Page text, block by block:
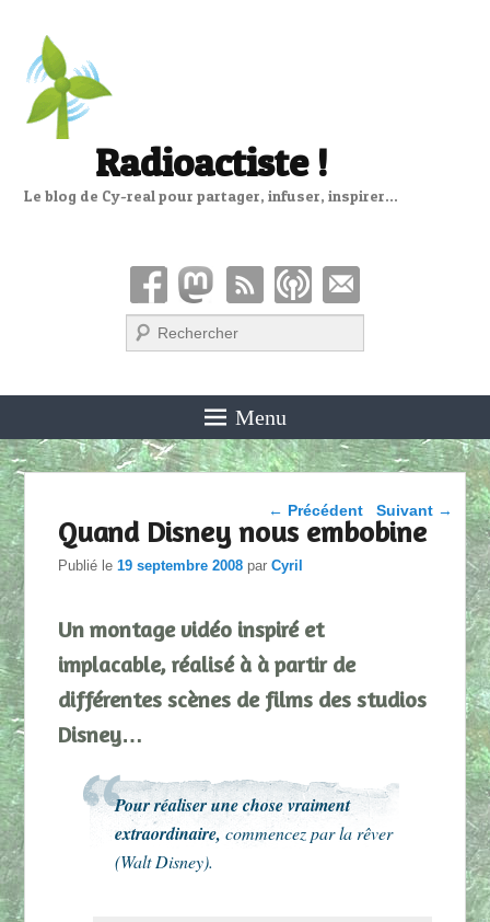
Radioactiste !
Le blog de Cy-real pour partager, infuser, inspirer…
Recherche
Menu
Parcourir les articles
← Précédent Suivant →
Quand Disney nous embobine
Publié le19 septembre 2008 parCyril
Un montage vidéo inspiré et
implacable, réalisé à à partir de
différentes scènes de films des studios
Disney…
Pour réaliser une chose vraiment
extraordinaire, commencez par la rêver
(Walt Disney).